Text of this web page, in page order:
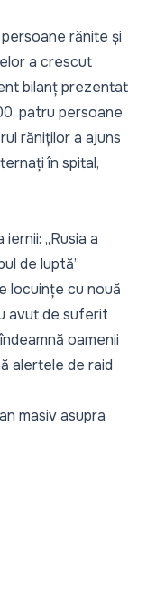
rănite și
a crescut
bilanț prezentat
patru persoane
răniților a ajuns
în spital,
„Rusia a
de luptă”
locuințe cu nouă
avut de suferit
oamenii
alertele de raid
masiv asupra